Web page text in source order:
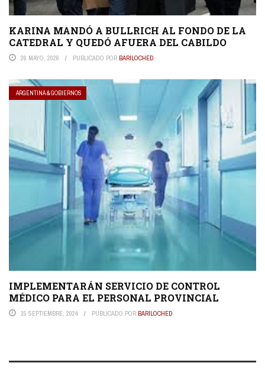
KARINA MANDÓ A BULLRICH AL FONDO DE LA
CATEDRAL Y QUEDÓ AFUERA DEL CABILDO
26 MAYO, 2026 PUBLICADO POR BARILOCHED
ARGENTINA & GOBIERNOS
IMPLEMENTARÁN SERVICIO DE CONTROL
MÉDICO PARA EL PERSONAL PROVINCIAL
15 SEPTIEMBRE, 2024 PUBLICADO POR BARILOCHED